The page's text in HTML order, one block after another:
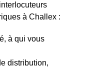
à Challex :
à qui vous
distribution,